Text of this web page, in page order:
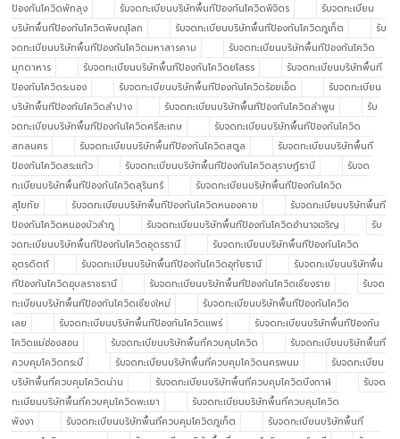
ป้องกันโควิดพัทลุง
รับจดทะเบียนบริษัทพื้นทีป้องกันโควิดพิจิตร
รับจดทะเบียน
บริษัทพื้นทีป้องกันโควิดพิษณุโลก
รับจดทะเบียนบริษัทพื้นทีป้องกันโควิดภูเก็ต
รับ
จดทะเบียนบริษัทพื้นทีป้องกันโควิดมหาสารคาม
รับจดทะเบียนบริษัทพื้นทีป้องกันโควิด
มุกดาหาร
รับจดทะเบียนบริษัทพื้นทีป้องกันโควิดยโสธร
รับจดทะเบียนบริษัทพื้นที
ป้องกันโควิดระนอง
รับจดทะเบียนบริษัทพื้นทีป้องกันโควิดร้อยเอ็ด
รับจดทะเบียน
บริษัทพื้นทีป้องกันโควิดลำปาง
รับจดทะเบียนบริษัทพื้นทีป้องกันโควิดลำพูน
รับ
จดทะเบียนบริษัทพื้นทีป้องกันโควิดศรีสะเกษ
รับจดทะเบียนบริษัทพื้นทีป้องกันโควิด
สกลนคร
รับจดทะเบียนบริษัทพื้นทีป้องกันโควิดสตูล
รับจดทะเบียนบริษัทพื้นที
ป้องกันโควิดสระแก้ว
รับจดทะเบียนบริษัทพื้นทีป้องกันโควิดสุราษฎ์ธานี
รับจด
ทะเบียนบริษัทพื้นทีป้องกันโควิดสุรินทร์
รับจดทะเบียนบริษัทพื้นทีป้องกันโควิด
สุโขทัย
รับจดทะเบียนบริษัทพื้นทีป้องกันโควิดหนองคาย
รับจดทะเบียนบริษัทพื้นที
ป้องกันโควิดหนองบัวลำภู
รับจดทะเบียนบริษัทพื้นทีป้องกันโควิดอำนาจเจริญ
รับ
จดทะเบียนบริษัทพื้นทีป้องกันโควิดอุดรธานี
รับจดทะเบียนบริษัทพื้นทีป้องกันโควิด
อุตรดิตถ์
รับจดทะเบียนบริษัทพื้นทีป้องกันโควิดอุทัยธานี
รับจดทะเบียนบริษัทพื้น
ทีป้องกันโควิดอุบลราชธานี
รับจดทะเบียนบริษัทพื้นทีป้องกันโควิดเชียงราย
รับจด
ทะเบียนบริษัทพื้นทีป้องกันโควิดเชียงใหม่
รับจดทะเบียนบริษัทพื้นทีป้องกันโควิด
เลย
รับจดทะเบียนบริษัทพื้นทีป้องกันโควิดแพร่
รับจดทะเบียนบริษัทพื้นทีป้องกัน
โควิดแม่ฮ่องสอน
รับจดทะเบียนบริษัทพื้นที่ควบคุมโควิด
รับจดทะเบียนบริษัทพื้นที่
ควบคุมโควิดกระบี่
รับจดทะเบียนบริษัทพื้นที่ควบคุมโควิดนครพนม
รับจดทะเบียน
บริษัทพื้นที่ควบคุมโควิดน่าน
รับจดทะเบียนบริษัทพื้นที่ควบคุมโควิดบึงกาฬ
รับจด
ทะเบียนบริษัทพื้นที่ควบคุมโควิดพะเยา
รับจดทะเบียนบริษัทพื้นที่ควบคุมโควิด
พังงา
รับจดทะเบียนบริษัทพื้นที่ควบคุมโควิดภูเก็ต
รับจดทะเบียนบริษัทพื้นที่